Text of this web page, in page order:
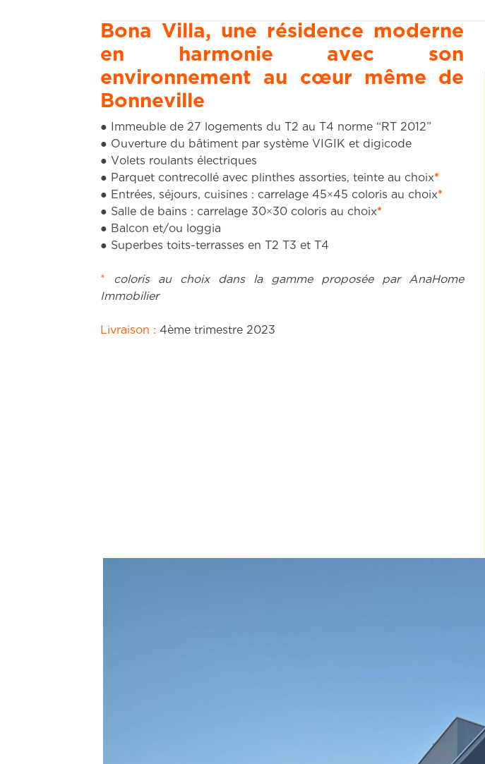
Bona Villa, une résidence moderne
en harmonie avec son
environnement au cœur même de
Bonneville
● Immeuble de 27 logements du T2 au T4 norme “RT 2012”
● Ouverture du bâtiment par système VIGIK et digicode
● Volets roulants électriques
● Parquet contrecollé avec plinthes assorties, teinte au choix*
● Entrées, séjours, cuisines : carrelage 45×45 coloris au choix*
● Salle de bains : carrelage 30×30 coloris au choix*
● Balcon et/ou loggia
● Superbes toits-terrasses en T2 T3 et T4
*
coloris au choix dans la gamme proposée par AnaHome
Immobilier
Livraison : 4ème trimestre 2023